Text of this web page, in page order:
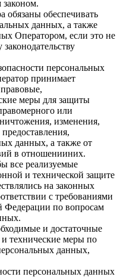
обязаны обеспечивать
данных, а также
Оператором, если это не
персональных
принимает
меры для защиты
или
изменения,
данных, а также от
в отношенииних.
все реализуемые
и технической защите
на законных
с требованиями
Федерации по вопросам
и достаточные
технические меры по
данных,
персональных данных